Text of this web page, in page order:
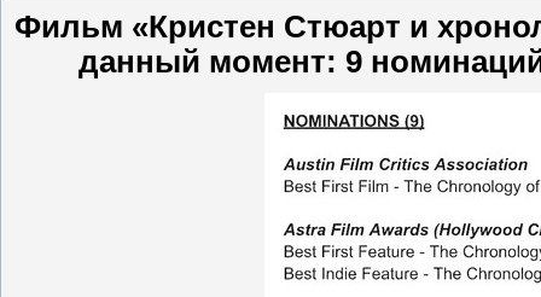
Фильм «Кристен Стюарт и
данный момент: 9 номинаций